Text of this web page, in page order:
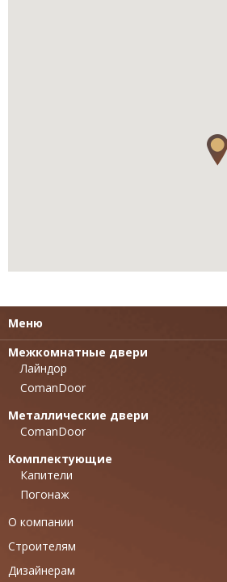
Меню
Межкомнатные двери
Лайндор
ComanDoor
Металлические двери
ComanDoor
Комплектующие
Капители
Погонаж
О компании
Строителям
Дизайнерам